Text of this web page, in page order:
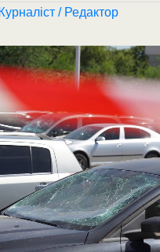
/ Редактор